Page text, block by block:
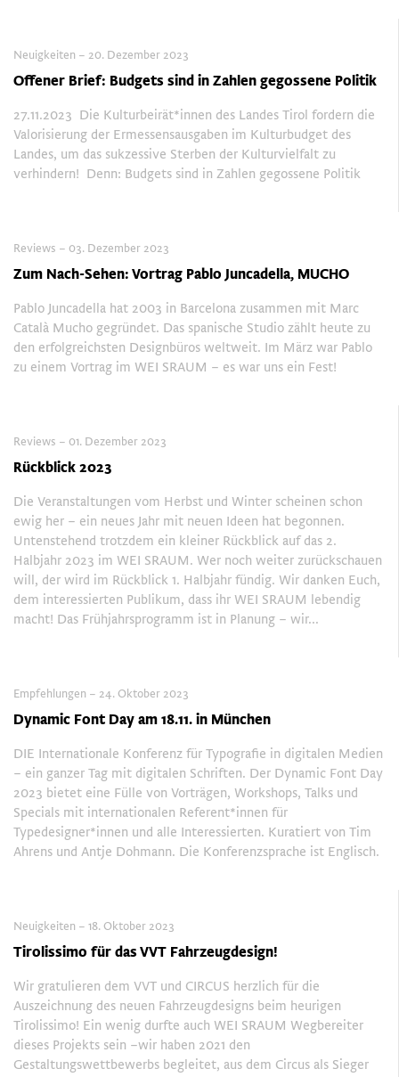
Neuigkeiten – 20. Dezember 2023
Offener Brief: Budgets sind in Zahlen gegossene Politik
27.11.2023 Die Kulturbeirät*innen des Landes Tirol fordern die
Valorisierung der Ermessensausgaben im Kulturbudget des
Landes, um das sukzessive Sterben der Kulturvielfalt zu
verhindern! Denn: Budgets sind in Zahlen gegossene Politik
Reviews – 03. Dezember 2023
Zum Nach-Sehen: Vortrag Pablo Juncadella, MUCHO
Pablo Juncadella hat 2003 in Barcelona zusammen mit Marc
Català Mucho gegründet. Das spanische Studio zählt heute zu
den erfolgreichsten Designbüros weltweit. Im März war Pablo
zu einem Vortrag im WEI SRAUM – es war uns ein Fest!
Reviews – 01. Dezember 2023
Rückblick 2023
Die Veranstaltungen vom Herbst und Winter scheinen schon
ewig her – ein neues Jahr mit neuen Ideen hat begonnen.
Untenstehend trotzdem ein kleiner Rückblick auf das 2.
Halbjahr 2023 im WEI SRAUM. Wer noch weiter zurückschauen
will, der wird im Rückblick 1. Halbjahr fündig. Wir danken Euch,
dem interessierten Publikum, dass ihr WEI SRAUM lebendig
macht! Das Frühjahrsprogramm ist in Planung – wir...
Empfehlungen – 24. Oktober 2023
Dynamic Font Day am 18.11. in München
DIE Inter­na­tionale Konferenz für Typo­grafie in digitalen Medien
– ein ganzer Tag mit digitalen Schriften. Der Dynamic Font Day
2023 bietet eine Fülle von Vorträgen, Workshops, Talks und
Specials mit internationalen Referent*innen für
Typedesigner*innen und alle Interessierten. Kuratiert von Tim
Ahrens und Antje Dohmann. Die Konfe­renz­sprache ist Englisch.
Neuigkeiten – 18. Oktober 2023
Tirolissimo für das VVT Fahrzeugdesign!
Wir gratulieren dem VVT und CIRCUS herzlich für die
Auszeichnung des neuen Fahrzeugdesigns beim heurigen
Tirolissimo! Ein wenig durfte auch WEI SRAUM Wegbereiter
dieses Projekts sein –wir haben 2021 den
Gestaltungswettbewerbs begleitet, aus dem Circus als Sieger